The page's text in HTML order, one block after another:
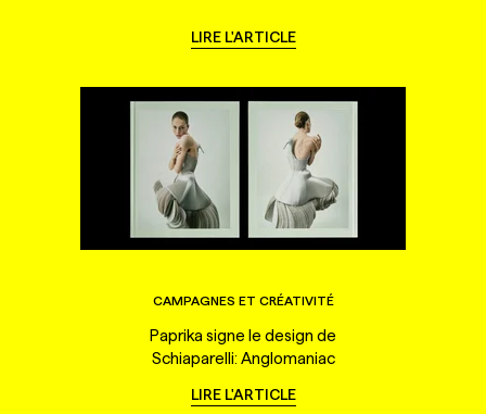
LIRE L'ARTICLE
CAMPAGNES ET CRÉATIVITÉ
Paprika signe le design de
Schiaparelli: Anglomaniac
LIRE L'ARTICLE